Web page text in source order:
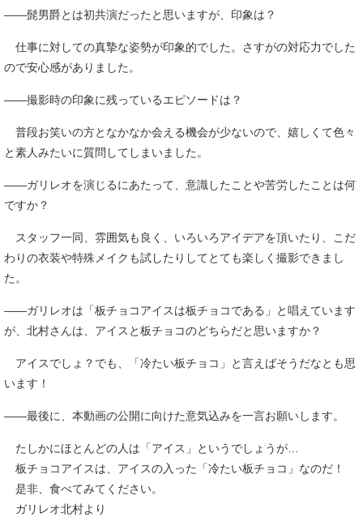
――髭男爵とは初共演だったと思いますが、印象は？
仕事に対しての真摯な姿勢が印象的でした。さすがの対応力でした
ので安心感がありました。
――撮影時の印象に残っているエピソードは？
普段お笑いの方となかなか会える機会が少ないので、嬉しくて色々
と素人みたいに質問してしまいました。
――ガリレオを演じるにあたって、意識したことや苦労したことは何
ですか？
スタッフ一同、雰囲気も良く、いろいろアイデアを頂いたり、こだ
わりの衣装や特殊メイクも試したりしてとても楽しく撮影できまし
た。
――ガリレオは「板チョコアイスは板チョコである」と唱えています
が、北村さんは、アイスと板チョコのどちらだと思いますか？
アイスでしょ？でも、「冷たい板チョコ」と言えばそうだなとも思
います！
――最後に、本動画の公開に向けた意気込みを一言お願いします。
たしかにほとんどの人は「アイス」というでしょうが…
板チョコアイスは、アイスの入った「冷たい板チョコ」なのだ！
是非、食べてみてください。
ガリレオ北村より